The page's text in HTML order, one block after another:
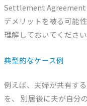
Settlement Agreement
デメリットを被る可能
理解しておいてください
典型的なケース例
例えば、夫婦が共有す
を、 別居後に夫が自分